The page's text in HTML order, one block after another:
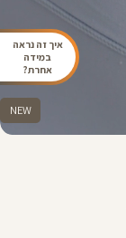
איך זה נראה
במידה
אחרת?
NEW